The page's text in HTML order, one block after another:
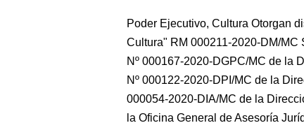
Poder Ejecutivo, Cultura Otorgan
Cultura" RM 000211-2020-DM/MC
Nº 000167-2020-DGPC/MC de la
Nº 000122-2020-DPI/MC de la
000054-2020-DIA/MC de la
la Oficina General de Asesoría